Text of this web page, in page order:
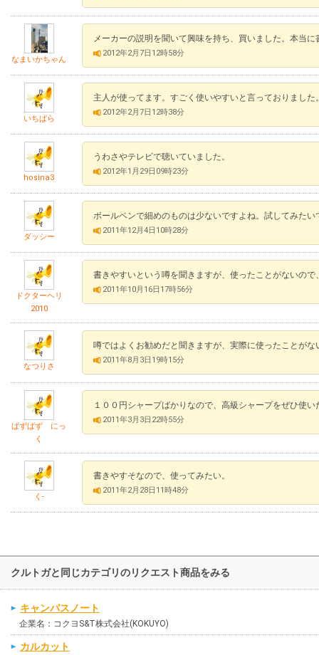
なまいかちゃん
メーカーの説明を聞いて興味を持ち、買いました。本当
2012年2月7日12時58分
いちぱら
主人が使ってます。すごく使いやすいと言っておりました
2012年2月7日12時38分
hosina3
うわさやテレビで聴いていました。
2012年1月29日09時23分
ダッシー
ボールペンで細めのものは少ないですよね。試してみたい
2011年12月4日10時28分
ドクターヘリ
2010
書きやすいという噂を聞きますが、使ったことがないので
2011年10月16日17時56分
なつりさ
噂ではよくお勧めだと聞きますが、実際に使ったことが
2011年8月3日19時15分
ばずばず にっ
く
１００円シャープばかりなので、高級シャープをぜひ使い
2011年3月3日22時55分
く-
書きやすそなので、使ってみたい。
2011年2月28日11時48分
クルトガと同じカテゴリのリクエスト商品をみる
キャンパスノート
企業名：コクヨS&T株式会社(KOKUYO)
カルカット